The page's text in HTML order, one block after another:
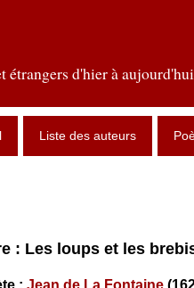
étrangers d'hier à
Liste des auteurs
: Les loups et les
: Jean de La Fontaine